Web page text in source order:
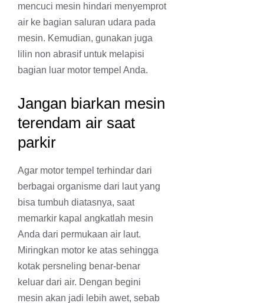
mencuci mesin hindari menyemprot
air ke bagian saluran udara pada
mesin. Kemudian, gunakan juga
lilin non abrasif untuk melapisi
bagian luar motor tempel Anda.
Jangan biarkan mesin
terendam air saat
parkir
Agar motor tempel terhindar dari
berbagai organisme dari laut yang
bisa tumbuh diatasnya, saat
memarkir kapal angkatlah mesin
Anda dari permukaan air laut.
Miringkan motor ke atas sehingga
kotak persneling benar-benar
keluar dari air. Dengan begini
mesin akan jadi lebih awet, sebab